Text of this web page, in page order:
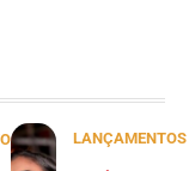
LANÇAMENTOS